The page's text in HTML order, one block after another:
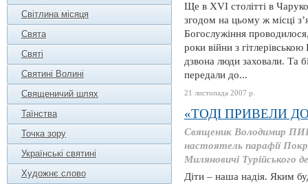
Світлина місяця
Свята
Святі
Святині Волині
Священичий шлях
Таїнства
Точка зору
Українські святині
Художнє слово
Ще в XVI столітті в
згодом на цьому ж місці
Богослужіння
роки війни з
дзвона люди заховали. Та
передали до...
21 листопада 2007 р.
«ТОДІ ПРИВЕЛИ
Священик Володимир
настоятель парафії
Миляновичі Турійського
Діти – наша надія. Яким